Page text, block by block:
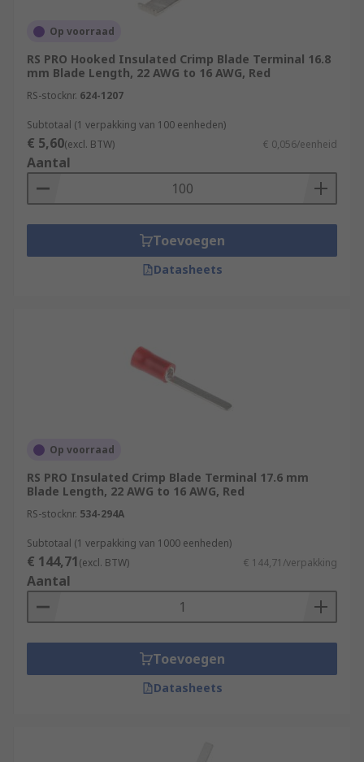
Op voorraad
RS PRO Hooked Insulated Crimp Blade Terminal 16.8
mm Blade Length, 22 AWG to 16 AWG, Red
RS-stocknr. 624-1207
Subtotaal (1 verpakking van 100 eenheden)
€ 5,60(excl. BTW) € 0,056/eenheid
Aantal
Toevoegen
Datasheets
Op voorraad
RS PRO Insulated Crimp Blade Terminal 17.6 mm
Blade Length, 22 AWG to 16 AWG, Red
RS-stocknr. 534-294A
Subtotaal (1 verpakking van 1000 eenheden)
€ 144,71(excl. BTW) € 144,71/verpakking
Aantal
Toevoegen
Datasheets